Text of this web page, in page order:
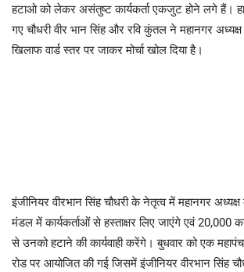
हटाओ को लेकर असंतुष्ट कार्यकर्ता एकजुट होने लगे हैं।
गए चौधरी वीर भान सिंह और रवि कुंतल ने महानगर
खिलाफ वार्ड स्तर पर जाकर मोर्चा खोल दिया है।
इंजीनियर वीरभान सिंह चौधरी के नेतृत्व में महानगर
मंडल में कार्यकर्ताओं से हस्ताक्षर लिए जाएंगे एवं 20,000
से उनको हटाने की कार्यवाही करेंगे। बुधवार को एक
रोड पर आयोजित की गई जिसमें इंजीनियर वीरभान सिंह